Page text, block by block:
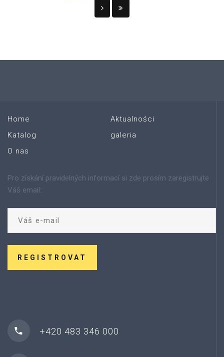
Home
Katalog
O nas
Aktualności
galeria
Pro získání pravidelných informací si zde prosím zaregistrujte
Váš email:
REGISTROVAT
+420 483 346 000